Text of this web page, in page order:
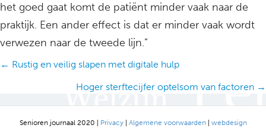
het goed gaat komt de patiënt minder vaak naar de
praktijk. Een ander effect is dat er minder vaak wordt
verwezen naar de tweede lijn.”
Posts
← Rustig en veilig slapen met digitale hulp
Hoger sterftecijfer optelsom van factoren →
Senioren journaal 2020 | Privacy| Algemene voorwaarden| webdesign